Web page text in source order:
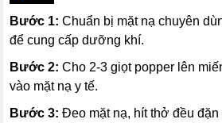
Bước 1: Chuẩn bị mặt nạ chuyên
để cung cấp dưỡng khí.
Bước 2: Cho 2-3 giọt popper lên
vào mặt nạ y tế.
Bước 3: Đeo mặt nạ, hít thở đều đặn